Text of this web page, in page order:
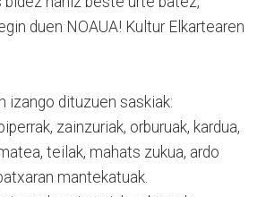
duen NOAUA! Kultur Elkartearen
izango dituzuen saskiak:
zainzuriak, orburuak, kardua,
teilak, mahats zukua, ardo
mantekatuak.